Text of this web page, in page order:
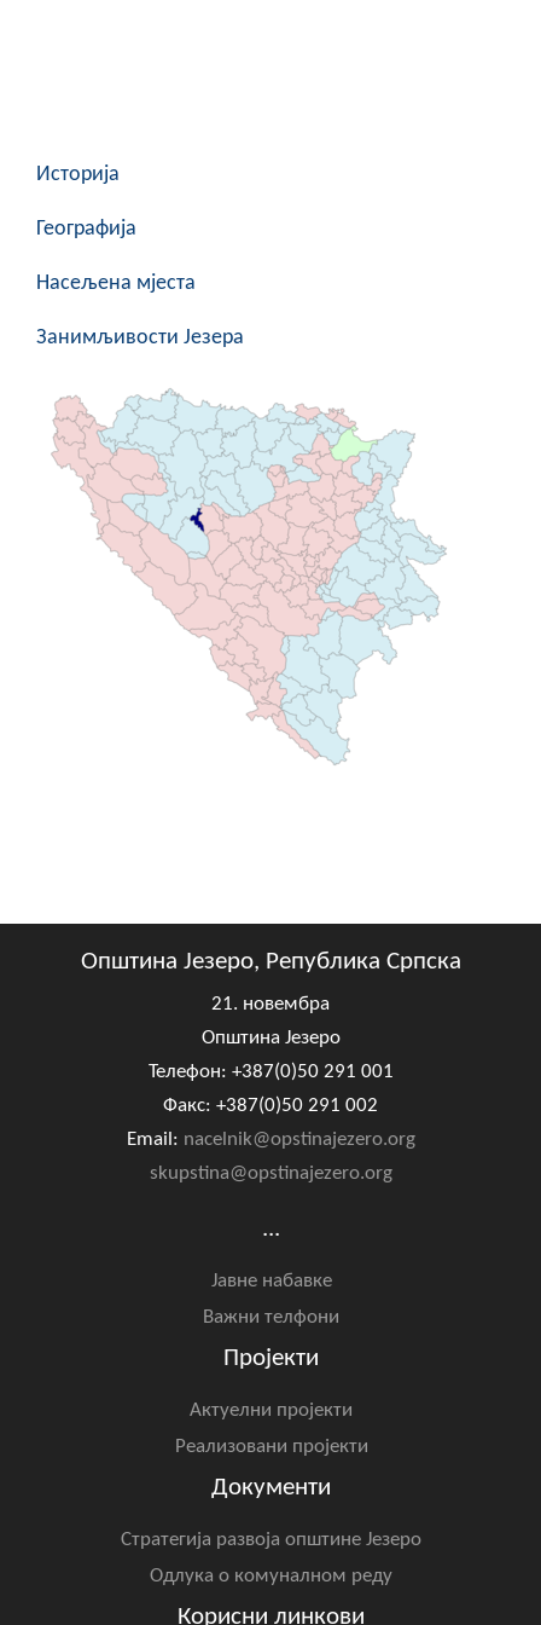
Пољопривреда
Туризам
Спорт
ЦИВИЛНА ЗАШТИТА
КОНТАКТ
Историја
Географија
Насељена мјеста
Занимљивости Језера
Општина Језеро, Република Српска
21. новембра
Општина Језеро
Телефон: +387(0)50 291 001
Факс: +387(0)50 291 002
Email: nacelnik@opstinajezero.org
skupstina@opstinajezero.org
...
Јавне набавке
Важни телфони
Пројекти
Актуелни пројекти
Реализовани пројекти
Документи
Стратегија развоја општине Језеро
Одлука о комуналном реду
Корисни линкови